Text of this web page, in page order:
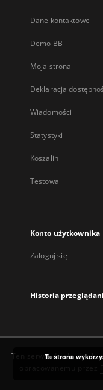
Dane kontaktowe
Demo BB
Moja strona
Deklaracja
Wiadomości
Statystyki
Koszalin
Testowa
Konto użytkownika
Zaloguj się
Historia
Ten serwis działa
Ta strona